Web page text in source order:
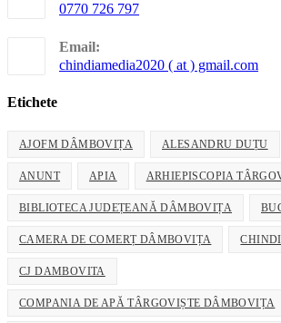
0770 726 797
in
your
application
Email:
chindiamedia2020 ( at ) gmail.com
Etichete
AJOFM DÂMBOVIȚA ALESANDRU DUȚU
ANUNT APIA ARHIEPISCOPIA
BIBLIOTECA JUDEȚEANĂ DÂMBOVIȚA
CAMERA DE COMERȚ DÂMBOVIȚA
CJ DAMBOVITA
COMPANIA DE APĂ TÂRGOVIȘTE DÂMBOVIȚA